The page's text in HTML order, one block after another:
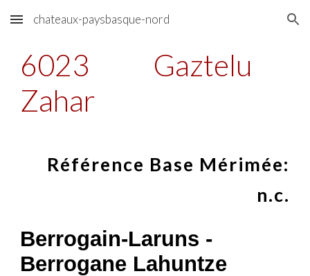
Skip to main content Skip to navigation
chateaux-paysbasque-nord
6023
Gaztelu
Zahar
Référence Base Mérimée:
n.c.
Berrogain-Laruns -
Berrogane Lahuntze